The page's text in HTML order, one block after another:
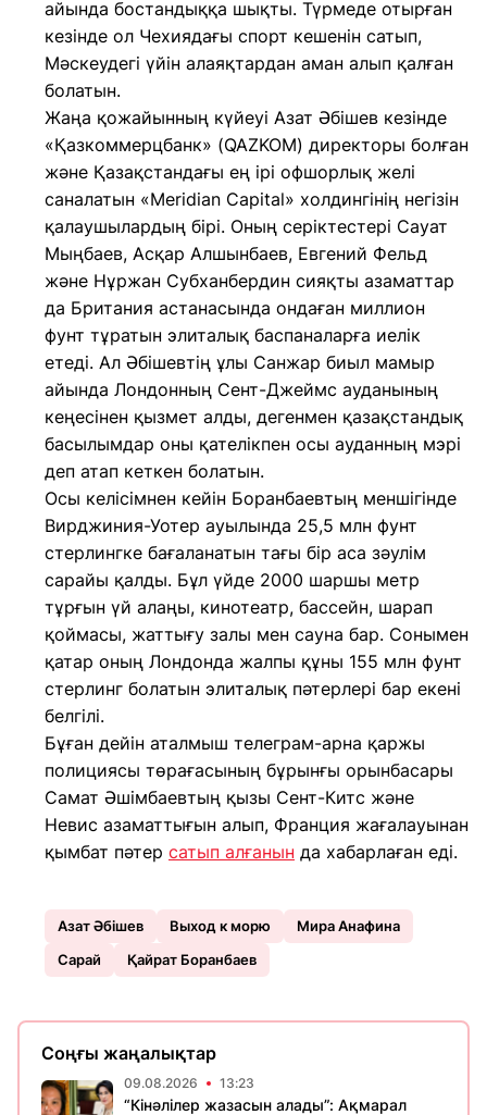
айында бостандыққа шықты. Түрмеде отырған
кезінде ол Чехиядағы спорт кешенін сатып,
Мәскеудегі үйін алаяқтардан аман алып қалған
болатын.
Жаңа қожайынның күйеуі Азат Әбішев кезінде
«Қазкоммерцбанк» (QAZKOM) директоры болған
және Қазақстандағы ең ірі офшорлық желі
саналатын «Meridian Capital» холдингінің негізін
қалаушылардың бірі. Оның серіктестері Сауат
Мыңбаев, Асқар Алшынбаев, Евгений Фельд
және Нұржан Субханбердин сияқты азаматтар
да Британия астанасында ондаған миллион
фунт тұратын элиталық баспаналарға иелік
етеді. Ал Әбішевтің ұлы Санжар биыл мамыр
айында Лондонның Сент-Джеймс ауданының
кеңесінен қызмет алды, дегенмен қазақстандық
басылымдар оны қателікпен осы ауданның мэрі
деп атап кеткен болатын.
Осы келісімнен кейін Боранбаевтың меншігінде
Вирджиния-Уотер ауылында 25,5 млн фунт
стерлингке бағаланатын тағы бір аса зәулім
сарайы қалды. Бұл үйде 2000 шаршы метр
тұрғын үй алаңы, кинотеатр, бассейн, шарап
қоймасы, жаттығу залы мен сауна бар. Сонымен
қатар оның Лондонда жалпы құны 155 млн фунт
стерлинг болатын элиталық пәтерлері бар екені
белгілі.
Бұған дейін аталмыш телеграм-арна қаржы
полициясы төрағасының бұрынғы орынбасары
Самат Әшімбаевтың қызы Сент-Китс және
Невис азаматтығын алып, Франция жағалауынан
қымбат пәтер сатып алғанын да хабарлаған еді.
Азат Әбішев Выход к морю
Мира Анафина
Сарай
Қайрат Боранбаев
Соңғы жаңалықтар
09.08.2026 13:23
“Кінәлілер жазасын алады”: Ақмарал